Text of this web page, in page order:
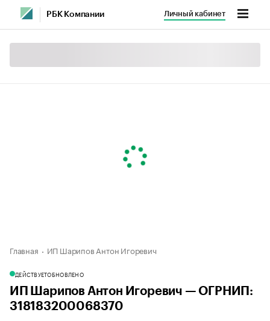
РБК Компании Личный кабинет
Главная ИП Шарипов Антон Игоревич
ДЕЙСТВУЕТОБНОВЛЕНО
ИП Шарипов Антон Игоревич — ОГРНИП:
318183200068370